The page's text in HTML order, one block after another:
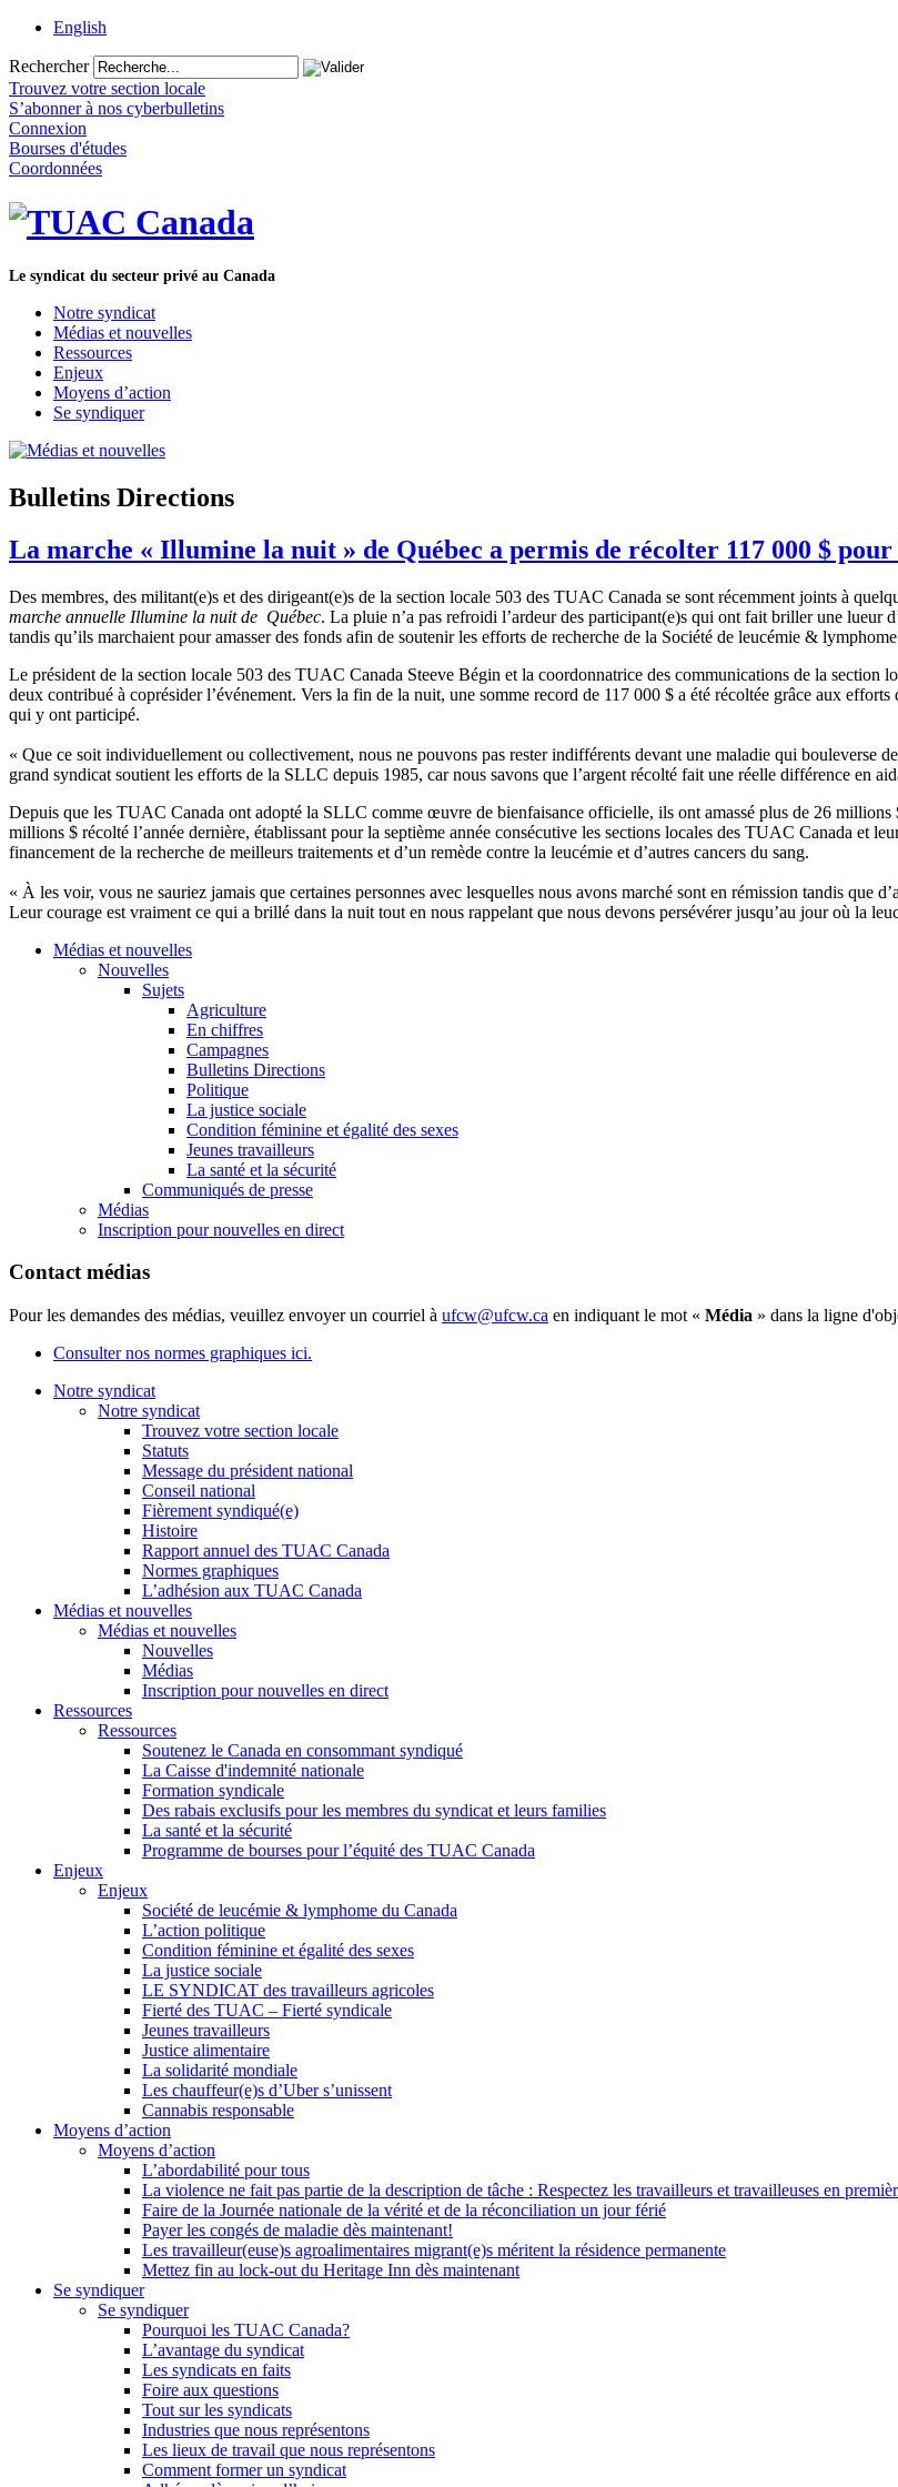
English
Rechercher
Trouvez votre section locale
S’abonner à nos cyberbulletins
Connexion
Bourses d'études
Coordonnées
Le syndicat du secteur privé au Canada
Notre syndicat
Médias et nouvelles
Ressources
Enjeux
Moyens d’action
Se syndiquer
Bulletins Directions
La marche « Illumine la nuit » de Québec a permis de récolter 117 000 $
Des membres, des militant(e)s et des dirigeant(e)s de la section locale 503 des TUAC Canada se sont récemment joints à
marche annuelle Illumine la nuit de Québec. La pluie n’a pas refroidi l’ardeur des participant(e)s qui ont fait briller une lueur
tandis qu’ils marchaient pour amasser des fonds afin de soutenir les efforts de recherche de la Société de leucémie &
Le président de la section locale 503 des TUAC Canada Steeve Bégin et la coordonnatrice des communications de la section
deux contribué à coprésider l’événement. Vers la fin de la nuit, une somme record de 117 000 $ a été récoltée grâce aux efforts
qui y ont participé.
« Que ce soit individuellement ou collectivement, nous ne pouvons pas rester indifférents devant une maladie qui bouleverse
grand syndicat soutient les efforts de la SLLC depuis 1985, car nous savons que l’argent récolté fait une réelle différence en
Depuis que les TUAC Canada ont adopté la SLLC comme œuvre de bienfaisance officielle, ils ont amassé plus de 26
millions $ récolté l’année dernière, établissant pour la septième année consécutive les sections locales des TUAC Canada et
financement de la recherche de meilleurs traitements et d’un remède contre la leucémie et d’autres cancers du sang.
« À les voir, vous ne sauriez jamais que certaines personnes avec lesquelles nous avons marché sont en rémission tandis que
Leur courage est vraiment ce qui a brillé dans la nuit tout en nous rappelant que nous devons persévérer jusqu’au jour où la
Médias et nouvelles
Nouvelles
Sujets
Agriculture
En chiffres
Campagnes
Bulletins Directions
Politique
La justice sociale
Condition féminine et égalité des sexes
Jeunes travailleurs
La santé et la sécurité
Communiqués de presse
Médias
Inscription pour nouvelles en direct
Contact médias
Pour les demandes des médias, veuillez envoyer un courriel à ufcw@ufcw.ca en indiquant le mot « Média » dans la ligne
Consulter nos normes graphiques ici.
Notre syndicat
Notre syndicat
Trouvez votre section locale
Statuts
Message du président national
Conseil national
Fièrement syndiqué(e)
Histoire
Rapport annuel des TUAC Canada
Normes graphiques
L’adhésion aux TUAC Canada
Médias et nouvelles
Médias et nouvelles
Nouvelles
Médias
Inscription pour nouvelles en direct
Ressources
Ressources
Soutenez le Canada en consommant syndiqué
La Caisse d'indemnité nationale
Formation syndicale
Des rabais exclusifs pour les membres du syndicat et leurs families
La santé et la sécurité
Programme de bourses pour l’équité des TUAC Canada
Enjeux
Enjeux
Société de leucémie & lymphome du Canada
L’action politique
Condition féminine et égalité des sexes
La justice sociale
LE SYNDICAT des travailleurs agricoles
Fierté des TUAC – Fierté syndicale
Jeunes travailleurs
Justice alimentaire
La solidarité mondiale
Les chauffeur(e)s d’Uber s’unissent
Cannabis responsable
Moyens d’action
Moyens d’action
L’abordabilité pour tous
La violence ne fait pas partie de la description de tâche : Respectez les travailleurs et travailleuses en
Faire de la Journée nationale de la vérité et de la réconciliation un jour férié
Payer les congés de maladie dès maintenant!
Les travailleur(euse)s agroalimentaires migrant(e)s méritent la résidence permanente
Mettez fin au lock-out du Heritage Inn dès maintenant
Se syndiquer
Se syndiquer
Pourquoi les TUAC Canada?
L’avantage du syndicat
Les syndicats en faits
Foire aux questions
Tout sur les syndicats
Industries que nous représentons
Les lieux de travail que nous représentons
Comment former un syndicat